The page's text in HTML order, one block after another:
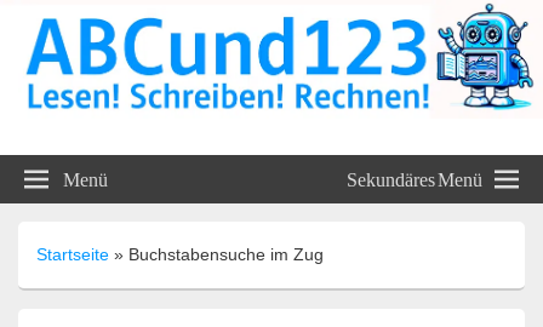
ABC und 123 Lehrmittel
Unterrichtsmaterialien
Menü Sekundäres Menü
Startseite » Buchstabensuche im Zug